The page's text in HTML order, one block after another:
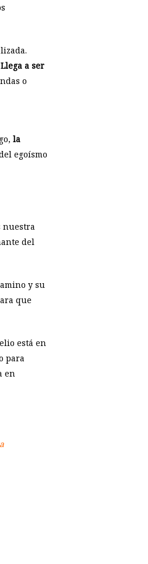
Llega a ser
o
la
egoísmo
nuestra
del
y su
que
está en
para
en